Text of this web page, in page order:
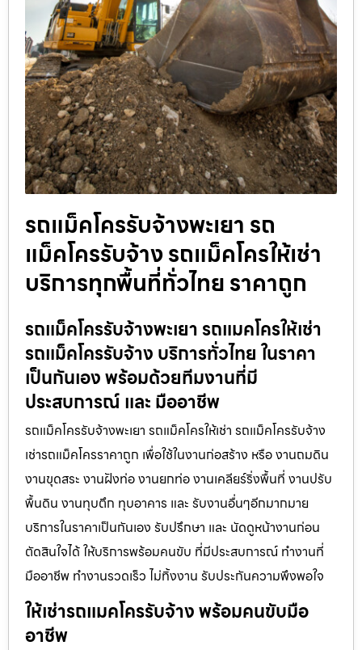
รถแม็คโครรับจ้างพะเยา รถ
แม็คโครรับจ้าง รถแม็คโครให้เช่า
บริการทุกพื้นที่ทั่วไทย ราคาถูก
รถแม็คโครรับจ้างพะเยา รถแมคโครให้เช่า
รถแม็คโครรับจ้าง บริการทั่วไทย ในราคา
เป็นกันเอง พร้อมด้วยทีมงานที่มี
ประสบการณ์ และ มืออาชีพ
รถแม็คโครรับจ้างพะเยา รถแม็คโครให้เช่า รถแม็คโครรับจ้าง
เช่ารถแม็คโครราคาถูก เพื่อใช้ในงานก่อสร้าง หรือ งานถมดิน
งานขุดสระ งานฝังท่อ งานยกท่อ งานเคลียร์ริ่งพื้นที่ งานปรับ
พื้นดิน งานทุบตึก ทุบอาคาร และ รับงานอื่นๆอีกมากมาย
บริการในราคาเป็นกันเอง รับปรึกษา และ นัดดูหน้างานก่อน
ตัดสินใจได้ ให้บริการพร้อมคนขับ ที่มีประสบการณ์ ทำงานที่
มืออาชีพ ทำงานรวดเร็ว ไม่ทิ้งงาน รับประกันความพึงพอใจ
ให้เช่ารถแมคโครรับจ้าง พร้อมคนขับมือ
อาชีพ